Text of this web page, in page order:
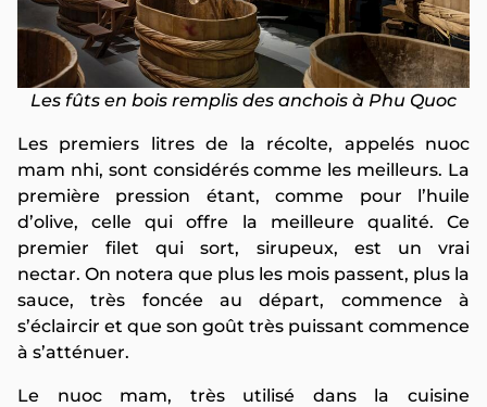
Les fûts en bois remplis des anchois à Phu Quoc
Les premiers litres de la récolte, appelés nuoc
mam nhi, sont considérés comme les meilleurs. La
première pression étant, comme pour l’huile
d’olive, celle qui offre la meilleure qualité. Ce
premier filet qui sort, sirupeux, est un vrai
nectar. On notera que plus les mois passent, plus la
sauce, très foncée au départ, commence à
s’éclaircir et que son goût très puissant commence
à s’atténuer.
Le nuoc mam, très utilisé dans la cuisine